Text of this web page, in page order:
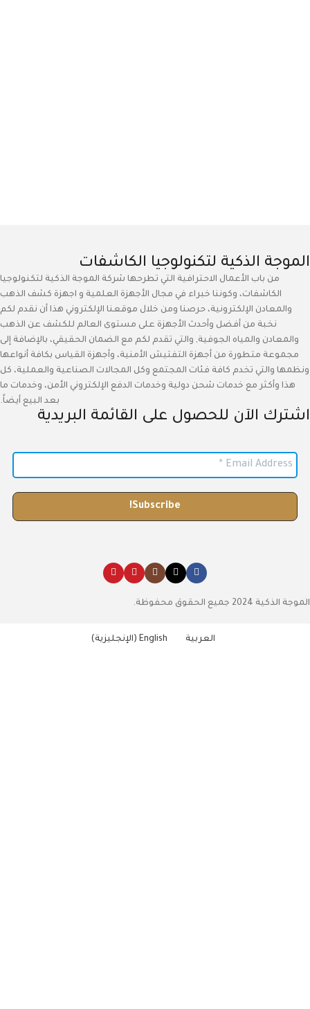
الموجة الذكية لتكنولوجيا الكاشفات
من باب الأعمال الاحترافية التي تطرحها شركة الموجة الذكية لتكنولوجيا
الكاشفات، وكوننا خبراء في مجال الأجهزة العلمية و اجهزة كشف الذهب
والمعادن الإلكترونية، حرصنا ومن خلال موقعنا الإلكتروني هذا أن نقدم لكم
نخبة من أفضل وأحدث الأجهزة على مستوى العالم للكشف عن الذهب
والمعادن والمياه الجوفية, والتي تقدم لكم مع الضمان الحقيقي، بالإضافة إلى
مجموعة متطورة من أجهزة التفتيش الأمنية، وأجهزة القياس بكافة أنواعها
ونظمها والتي تخدم كافة فئات المجتمع وكل المجالات الصناعية والعملية، كل
هذا وأكثر مع خدمات شحن دولية وخدمات الدفع الإلكتروني الأمن، وخدمات ما
بعد البيع أيضاً.
اشترك الآن للحصول على القائمة البريدية
الموجة الذكية 2024 جميع الحقوق محفوظة.
العربية English
(الإنجليزية )